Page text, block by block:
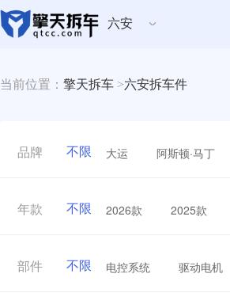
六安
当前位置： 擎天拆车 >六安拆车件
品牌 不限 大运 阿斯顿·马丁
年款 不限 2026款 2025款
部件 不限 电控系统 驱动电机